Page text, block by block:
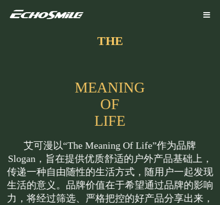
THE
MEANING
OF
LIFE
艾可漫以“The Meaning Of Life”作为品牌
Slogan，旨在提供优质舒适的户外产品基础上，
传递一种自由随性的生活方式，随用户一起发现
生活的意义。品牌价值在于希望通过品牌的影响
力，将经过筛选、严格把控的好产品分享出来，